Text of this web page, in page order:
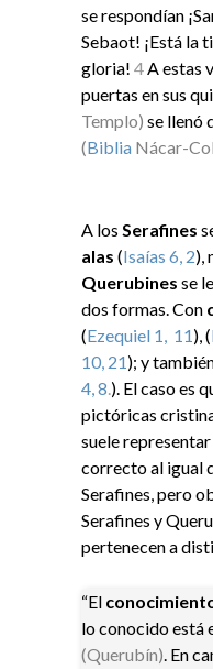
se respondían
Sebaot! ¡Está la
gloria! 4A estas
puertas en sus
Templo) se llenó
(Biblia Nácar-
A los Serafines
alas (Isaías 6, 2),
Querubines se
dos formas. Con
(Ezequiel 1, 11), (
10, 21); y
4, 8.). El caso es
pictóricas
suele representar
correcto al igual
Serafines, pero
Serafines y
pertenecen a
“El
lo conocido está
(Querubín). En